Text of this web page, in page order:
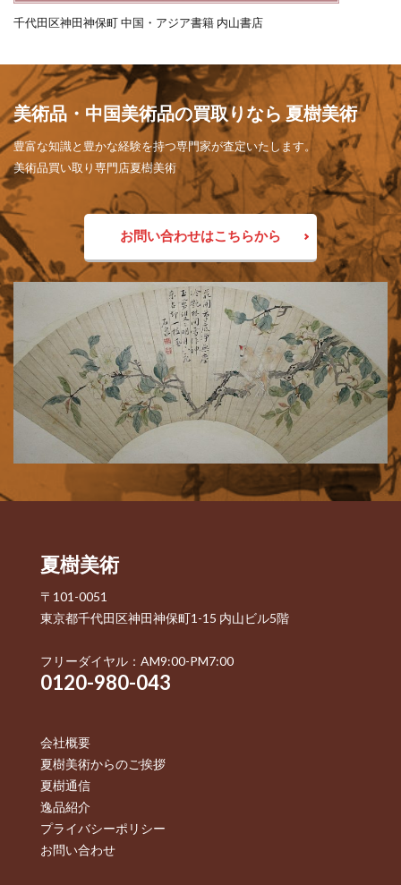
千代田区神田神保町 中国・アジア書籍 内山書店
美術品・中国美術品の買取りなら 夏樹美術
豊富な知識と豊かな経験を持つ専門家が査定いたします。
美術品買い取り専門店夏樹美術
お問い合わせはこちらから
夏樹美術
〒101-0051
東京都千代田区神田神保町1-15 内山ビル5階
フリーダイヤル：AM9:00-PM7:00
0120-980-043
会社概要
夏樹美術からのご挨拶
夏樹通信
逸品紹介
プライバシーポリシー
お問い合わせ